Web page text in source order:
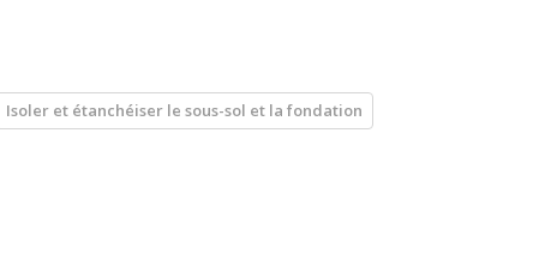
Isoler et étanchéiser le sous-sol et la fondation